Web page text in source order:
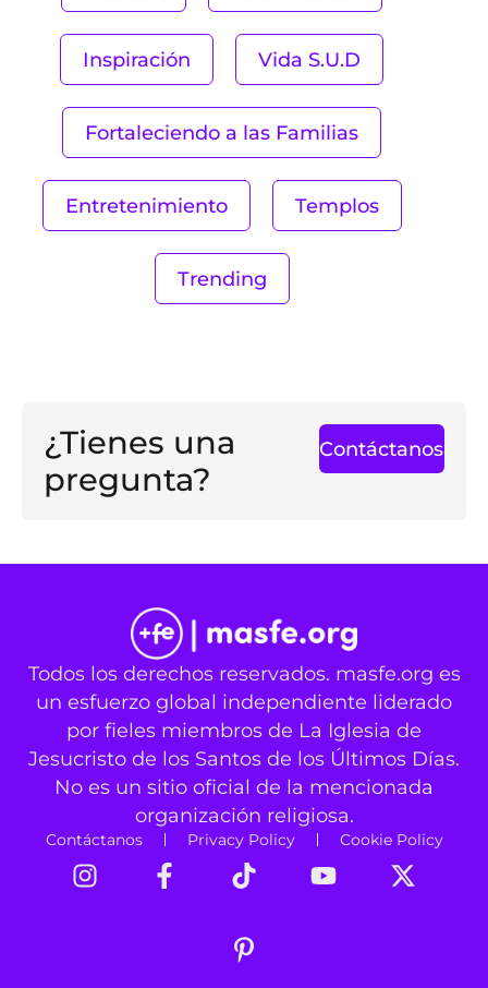
Inspiración Vida S.U.D
Fortaleciendo a las Familias
Entretenimiento Templos
Trending
¿Tienes una
pregunta?
Contáctanos
Todos los derechos reservados. masfe.org es
un esfuerzo global independiente liderado
por fieles miembros de La Iglesia de
Jesucristo de los Santos de los Últimos Días.
No es un sitio oficial de la mencionada
organización religiosa.
Contáctanos Privacy Policy Cookie Policy